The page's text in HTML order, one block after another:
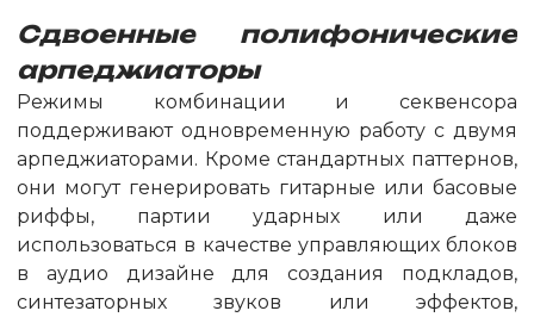
Сдвоенные полифонические
арпеджиаторы
Режимы комбинации и секвенсора
поддерживают одновременную работу с двумя
арпеджиаторами. Кроме стандартных паттернов,
они могут генерировать гитарные или басовые
риффы, партии ударных или даже
использоваться в качестве управляющих блоков
в аудио дизайне для создания подкладов,
синтезаторных звуков или эффектов,